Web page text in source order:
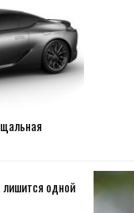
лишится одной